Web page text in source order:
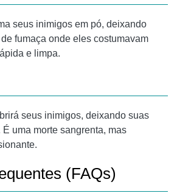
seus inimigos em pó, deixando
fumaça onde eles costumavam
e limpa.
seus inimigos, deixando suas
uma morte sangrenta, mas
(FAQs)